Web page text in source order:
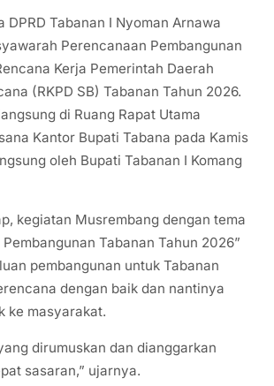
DPRD Tabanan I Nyoman Arnawa
Perencanaan Pembangunan
Kerja Pemerintah Daerah
(RKPD SB) Tabanan Tahun 2026.
di Ruang Rapat Utama
Kantor Bupati Tabana pada Kamis
oleh Bupati Tabanan I Komang
kegiatan Musrembang dengan tema
Pembangunan Tabanan Tahun 2026”
pembangunan untuk Tabanan
dengan baik dan nantinya
ke masyarakat.
dirumuskan dan dianggarkan
sasaran,” ujarnya.